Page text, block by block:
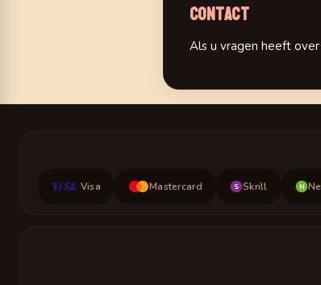
Contact
Als u vragen heeft
Visa Mastercard S Skrill N